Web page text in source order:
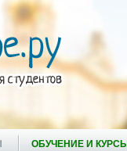
ОБУЧЕНИЕ И КУРСЫ